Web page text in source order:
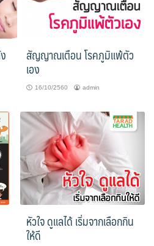
สัญญาณเตือน โรคภูมิแพ้ตัว
เอง
16/10/2560 admin
หัวใจ ดูแลได้ เริ่มจากเลือกกิน
ให้ดี